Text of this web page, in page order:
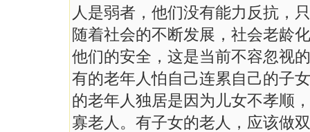
人是弱者，他们没有能力反抗，
随着社会的不断发展，社会老龄
他们的安全，这是当前不容忽视
有的老年人怕自己连累自己的子
的老年人独居是因为儿女不孝顺
寡老人。有子女的老人，应该做